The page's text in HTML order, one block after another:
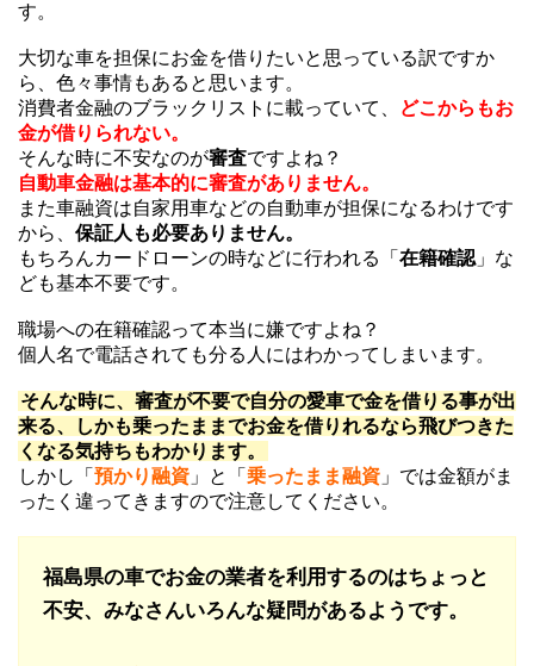
す。
大切な車を担保にお金を借りたいと思っている訳ですか
ら、色々事情もあると思います。
消費者金融のブラックリストに載っていて、
どこからもお
金が借りられない。
そんな時に不安なのが審査ですよね？
自動車金融は基本的に審査がありません。
また車融資は自家用車などの自動車が担保になるわけです
から、 保証人も必要ありません。
もちろんカードローンの時などに行われる「 在籍確認 」な
ども基本不要です。
職場への在籍確認って本当に嫌ですよね？
個人名で電話されても分る人にはわかってしまいます。
そんな時に、審査が不要で自分の愛車で金を借りる事が出
来る、しかも乗ったままでお金を借りれるなら飛びつきた
くなる気持ちもわかります。
しかし「 預かり融資 」と「 乗ったまま融資 」では金額がま
ったく違ってきますので注意してください。
福島県の車でお金の業者を利用するのはちょっと
不安、みなさんいろんな疑問があるようです。